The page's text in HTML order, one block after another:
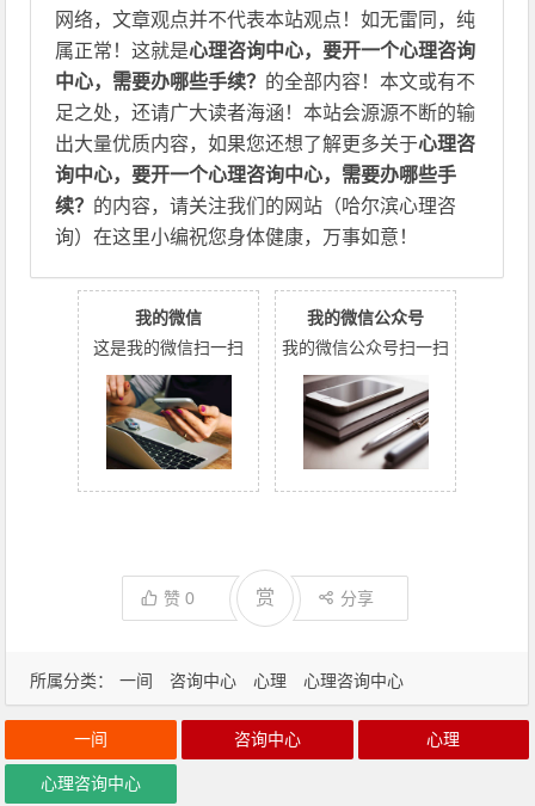
所属分类： 一间 咨询中心 心理 心理咨询中心
网络，文章观点并不代表本站观点！如无雷同，纯
属正常！这就是心理咨询中心，要开一个心理咨询
中心，需要办哪些手续？ 的全部内容！本文或有不
足之处，还请广大读者海涵！本站会源源不断的输
出大量优质内容，如果您还想了解更多关于心理咨
询中心，要开一个心理咨询中心，需要办哪些手
续？ 的内容，请关注我们的网站（哈尔滨心理咨
询）在这里小编祝您身体健康，万事如意！
我的微信
这是我的微信扫一扫
我的微信公众号
我的微信公众号扫一扫
赞0 赏 分享
一间 咨询中心 心理
心理咨询中心